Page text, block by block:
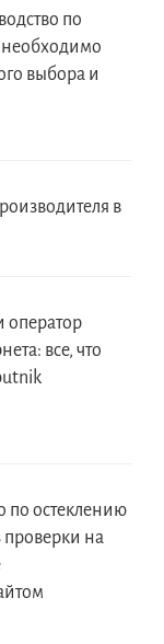
по
необходимо
выбора и
в
оператор
все, что
по остеклению
проверки на